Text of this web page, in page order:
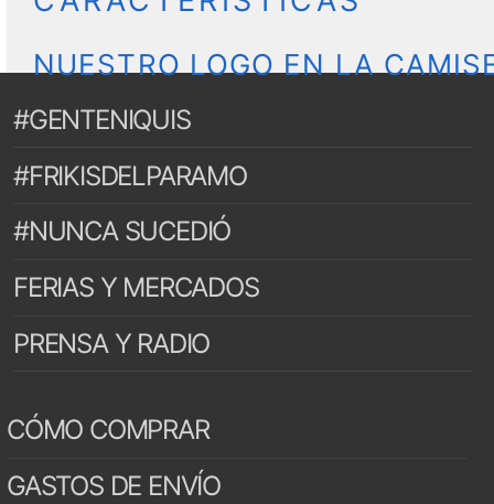
NUESTRO LOGO EN LA
#GENTENIQUIS
#FRIKISDELPARAMO
#NUNCA SUCEDIÓ
FERIAS Y MERCADOS
PRENSA Y RADIO
CÓMO COMPRAR
GASTOS DE ENVÍO